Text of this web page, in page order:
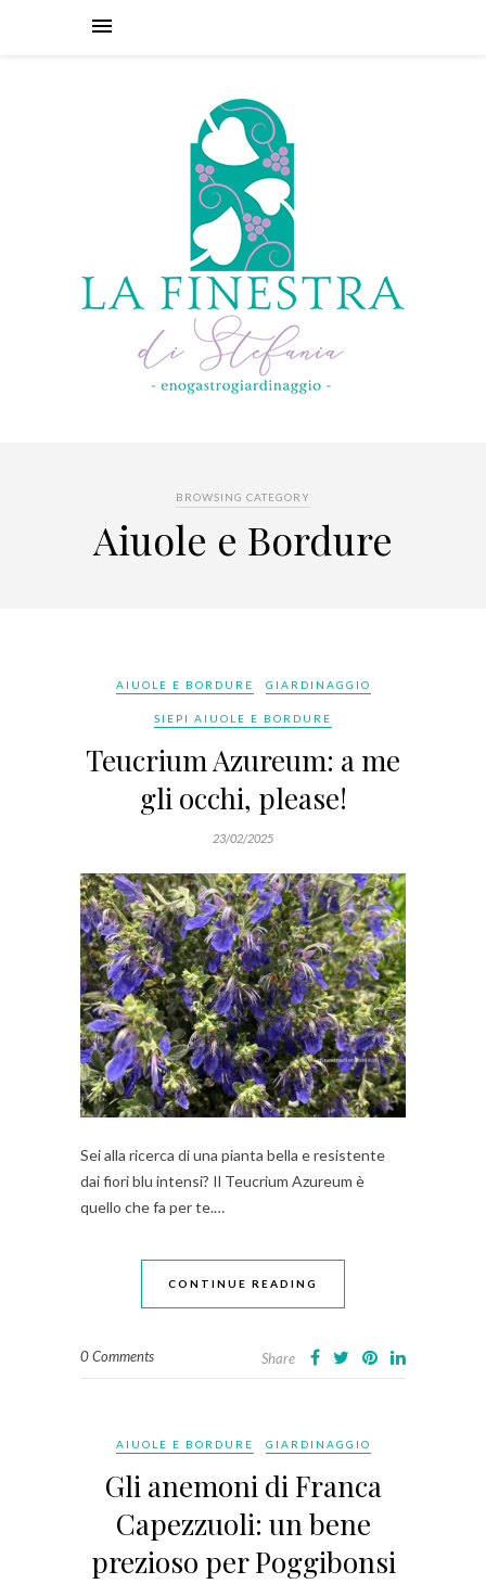
BROWSING CATEGORY
Aiuole e Bordure
AIUOLE E BORDURE GIARDINAGGIO
SIEPI AIUOLE E BORDURE
Teucrium Azureum: a me
gli occhi, please!
23/02/2025
Sei alla ricerca di una pianta bella e resistente
dai fiori blu intensi? Il Teucrium Azureum è
quello che fa per te.…
CONTINUE READING
0 Comments Share
AIUOLE E BORDURE GIARDINAGGIO
Gli anemoni di Franca
Capezzuoli: un bene
prezioso per Poggibonsi